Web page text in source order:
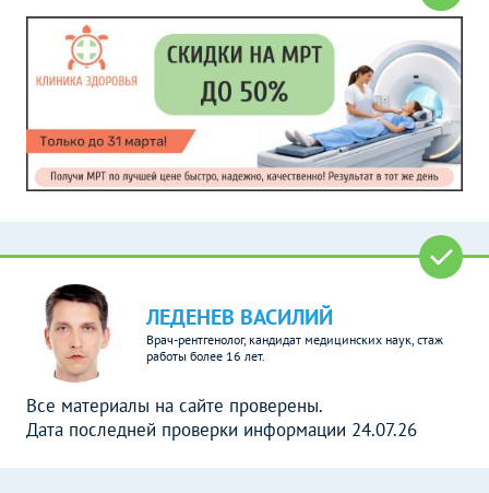
ЛЕДЕНЕВ ВАСИЛИЙ
Врач-рентгенолог, кандидат медицинских наук, стаж
работы более 16 лет.
Все материалы на сайте проверены.
Дата последней проверки информации 24.07.26